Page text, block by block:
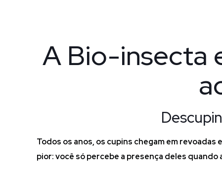
A Bio-insecta
Todos os anos, os cupins chegam em
pior: você só percebe a presença deles